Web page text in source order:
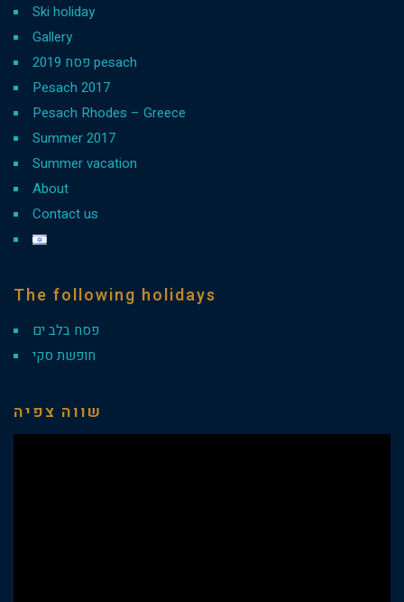
Ski holiday
Gallery
פסח 2019 pesach
Pesach 2017
Pesach Rhodes – Greece
Summer 2017
Summer vacation
About
Contact us
The following holidays
פסח בלב ים
חופשת סקי
שווה צפיה